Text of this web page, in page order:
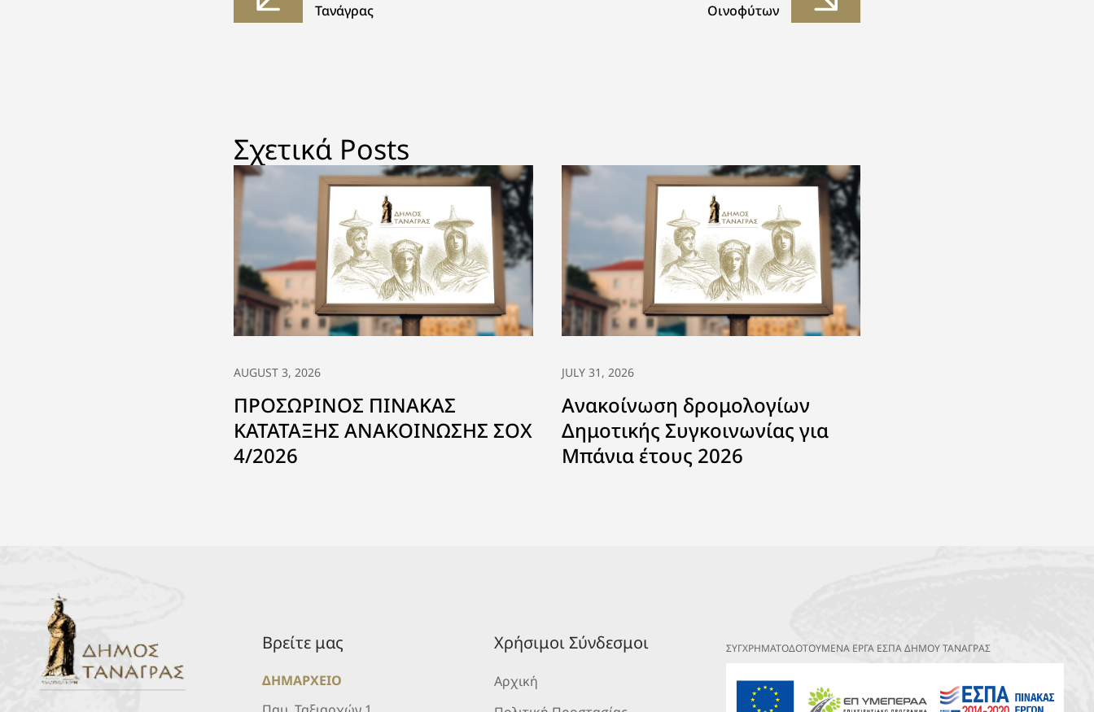
Τανάγρας
Οινοφύτων
Σχετικά Posts
AUGUST 3, 2026
ΠΡΟΣΩΡΙΝΟΣ ΠΙΝΑΚΑΣ
ΚΑΤΑΤΑΞΗΣ ΑΝΑΚΟΙΝΩΣΗΣ ΣΟΧ
4/2026
JULY 31, 2026
Ανακοίνωση δρομολογίων
Δημοτικής Συγκοινωνίας για
Μπάνια έτους 2026
Βρείτε μας
ΔΗΜΑΡΧΕΙΟ
Χρήσιμοι Σύνδεσμοι
Αρχική
ΣΥΓΧΡΗΜΑΤΟΔΟΤΟΥΜΕΝΑ ΕΡΓΑ ΕΣΠΑ ΔΗΜΟΥ ΤΑΝΑΓΡΑΣ